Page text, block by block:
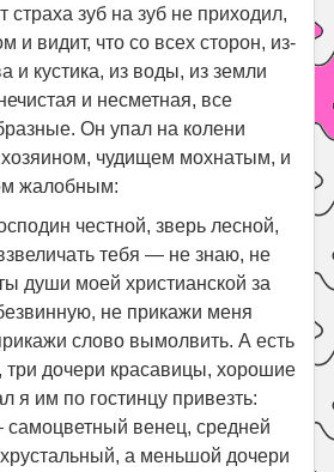
страха зуб на зуб не приходил,
и видит, что со всех сторон, из-
и кустика, из воды, из земли
и несметная, все
Он упал на колени
чудищем мохнатым, и
жалобным:
честной, зверь лесной,
тебя — не знаю, не
души моей христианской за
не прикажи меня
слово вымолвить. А есть
три дочери красавицы, хорошие
я им по гостинцу привезть:
венец, средней
а меньшой дочери